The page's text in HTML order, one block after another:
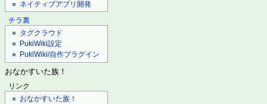
ネイティブアプリ開発
チラ裏
タグクラウド
PukiWiki設定
PukiWiki/自作プラグイン
おなかすいた族！
リンク
おなかすいた族！